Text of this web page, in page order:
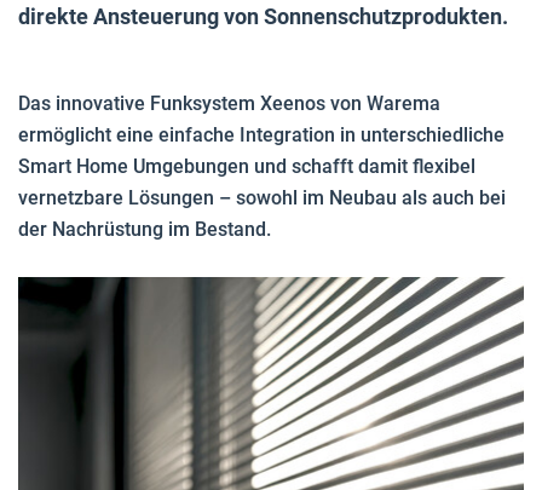
direkte Ansteuerung von Sonnenschutzprodukten.
Das innovative Funksystem Xeenos von Warema
ermöglicht eine einfache Integration in unterschiedliche
Smart Home Umgebungen und schafft damit flexibel
vernetzbare Lösungen – sowohl im Neubau als auch bei
der Nachrüstung im Bestand.